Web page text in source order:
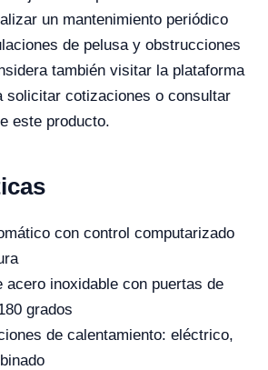
un mantenimiento periódico
de pelusa y obstrucciones
también visitar la plataforma
solicitar cotizaciones o consultar
este producto.
con control computarizado
acero inoxidable con puertas de
grados
de calentamiento: eléctrico,